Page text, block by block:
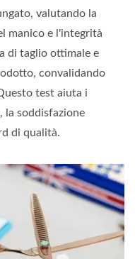
valutando la
manico e l'integrità
di taglio ottimale e
convalidando
test aiuta i
la soddisfazione
di qualità.